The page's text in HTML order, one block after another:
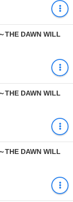
THE DAWN WILL
THE DAWN WILL
THE DAWN WILL